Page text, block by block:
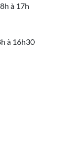
à 17h
à 16h30